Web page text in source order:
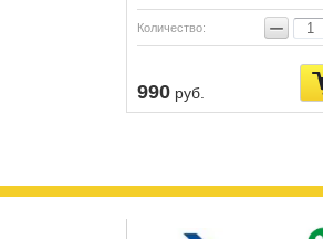
Количество: −
990 руб.